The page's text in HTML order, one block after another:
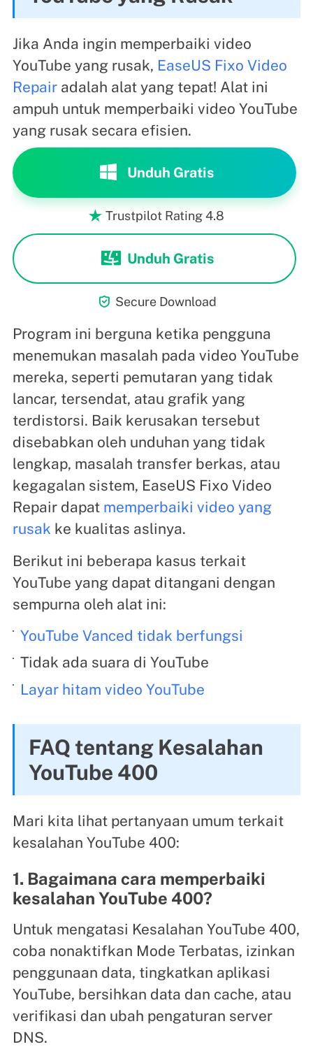
Jika Anda ingin memperbaiki video
YouTube yang rusak, EaseUS Fixo Video
Repairadalah alat yang tepat! Alat ini
ampuh untuk memperbaiki video YouTube
yang rusak secara efisien.
Unduh Gratis
 Trustpilot Rating 4.8
Unduh Gratis
 Secure Download
Program ini berguna ketika pengguna
menemukan masalah pada video YouTube
mereka, seperti pemutaran yang tidak
lancar, tersendat, atau grafik yang
terdistorsi. Baik kerusakan tersebut
disebabkan oleh unduhan yang tidak
lengkap, masalah transfer berkas, atau
kegagalan sistem, EaseUS Fixo Video
Repair dapat memperbaiki video yang
rusak ke kualitas aslinya.
Berikut ini beberapa kasus terkait
YouTube yang dapat ditangani dengan
sempurna oleh alat ini:
YouTube Vanced tidak berfungsi
Tidak ada suara di YouTube
Layar hitam video YouTube
FAQ tentang Kesalahan
YouTube 400
Mari kita lihat pertanyaan umum terkait
kesalahan YouTube 400:
1. Bagaimana cara memperbaiki
kesalahan YouTube 400?
Untuk mengatasi Kesalahan YouTube 400,
coba nonaktifkan Mode Terbatas, izinkan
penggunaan data, tingkatkan aplikasi
YouTube, bersihkan data dan cache, atau
verifikasi dan ubah pengaturan server
DNS.